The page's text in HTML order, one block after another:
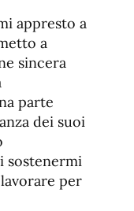
appresto a
a
sincera
parte
dei suoi
sostenermi
per